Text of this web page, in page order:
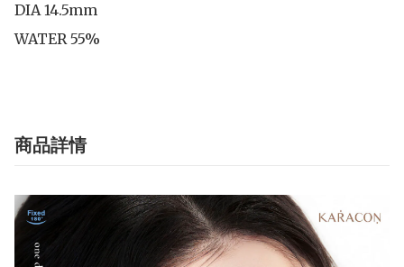
DIA 14.5mm
WATER 55%
商品詳情